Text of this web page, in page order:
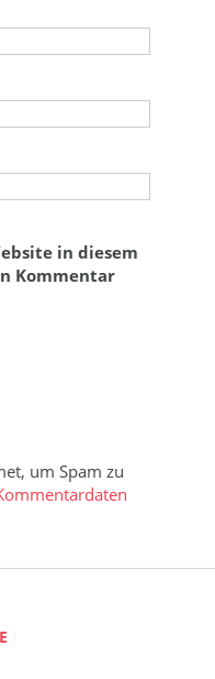
in diesem
Kommentar
um Spam zu